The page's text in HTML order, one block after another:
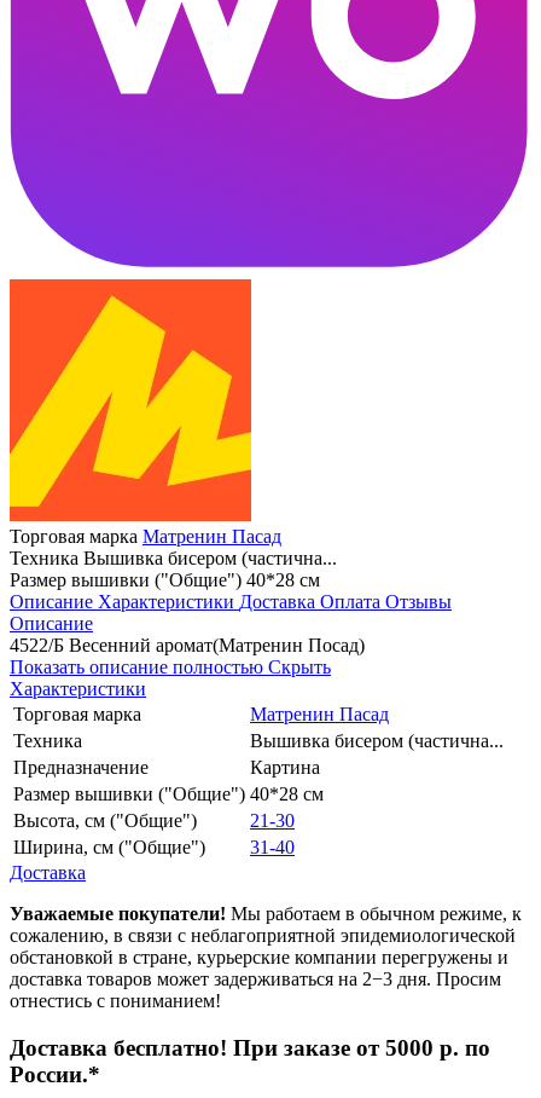
Торговая марка Матренин Пасад
Техника Вышивка бисером (частична...
Размер вышивки ("Общие") 40*28 см
Описание Характеристики Доставка Оплата Отзывы
Описание
4522/Б Весенний аромат(Матренин Посад)
Показать описание полностью Скрыть
Характеристики
Торговая марка
Матренин Пасад
Техника
Вышивка бисером (частична...
Предназначение
Картина
Размер вышивки ("Общие") 40*28 см
Высота, см ("Общие")
21-30
Ширина, см ("Общие")
31-40
Доставка
Уважаемые покупатели! Мы работаем в обычном режиме, к
сожалению, в связи с неблагоприятной эпидемиологической
обстановкой в стране, курьерские компании перегружены и
доставка товаров может задерживаться на 2−3 дня. Просим
отнестись с пониманием!
Доставка бесплатно! При заказе от 5000 р. по
России.*